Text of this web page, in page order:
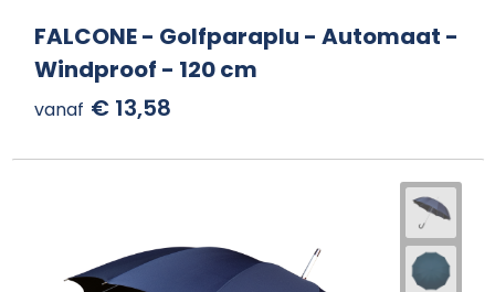
FALCONE - Golfparaplu - Automaat -
Windproof - 120 cm
vanaf € 13,58